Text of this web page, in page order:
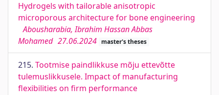
Hydrogels with tailorable anisotropic
microporous architecture for bone engineering
Abousharabia, Ibrahim Hassan Abbas
Mohamed 27.06.2024 master's theses
215. Tootmise paindlikkuse mõju ettevõtte
tulemuslikkusele. Impact of manufacturing
flexibilities on firm performance